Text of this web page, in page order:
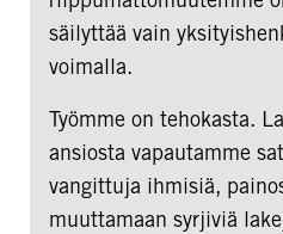
säilyttää vain
voimalla.
Työmme on tehokasta.
ansiosta vapautamme
vangittuja ihmisiä,
muuttamaan syrjiviä